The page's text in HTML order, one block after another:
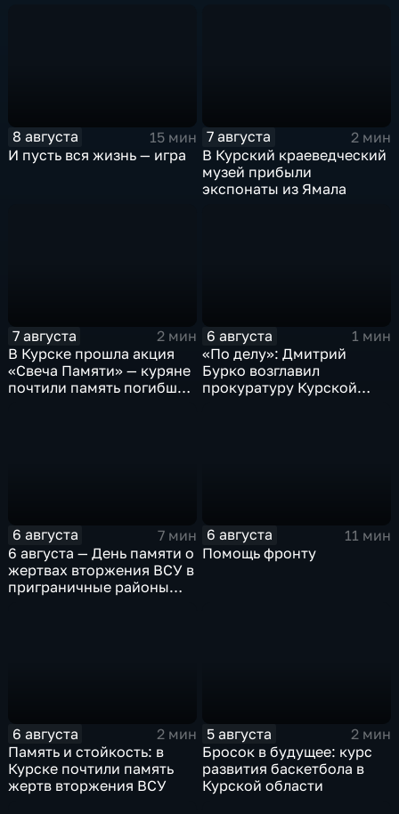
8 августа
15 мин
И пусть вся жизнь — игра
7 августа
2 мин
В Курский краеведческий
музей прибыли
экспонаты из Ямала
7 августа
2 мин
В Курске прошла акция
«Свеча Памяти» — куряне
почтили память погибших
6 августа
1 мин
«По делу»: Дмитрий
Бурко возглавил
прокуратуру Курской
6 августа
7 мин
6 августа — День памяти о
жертвах вторжения ВСУ в
приграничные районы
6 августа
11 мин
Помощь фронту
6 августа
2 мин
Память и стойкость: в
Курске почтили память
жертв вторжения ВСУ
5 августа
2 мин
Бросок в будущее: курс
развития баскетбола в
Курской области